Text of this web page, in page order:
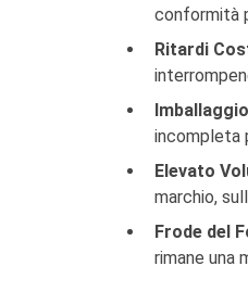
conformità
Ritardi
incompleta
Elevato
marchio,
Frode del
rimane una